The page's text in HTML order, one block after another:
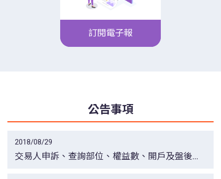
訂閱電子報
公告事項
2018/08/29
交易人申訴、查詢部位、權益數、開戶及盤後交